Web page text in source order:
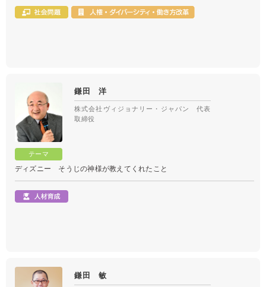
鎌田 洋
株式会社ヴィジョナリー・ジャパン 代表
取締役
ディズニー そうじの神様が教えてくれたこと
鎌田 敏